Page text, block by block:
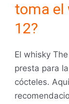
toma el
12?
El whisky
presta para
cócteles.